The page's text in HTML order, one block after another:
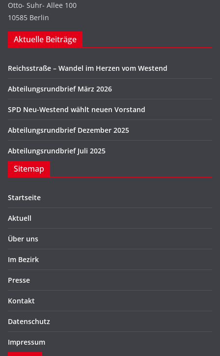
Otto- Suhr- Allee 100
10585 Berlin
Aktuelle Beiträge
Reichsstraße – Wandel im Herzen vom Westend
Abteilungsrundbrief März 2026
SPD Neu-Westend wählt neuen Vorstand
Abteilungsrundbrief Dezember 2025
Abteilungsrundbrief Juli 2025
Sitemap
Startseite
Aktuell
Über uns
Im Bezirk
Presse
Kontakt
Datenschutz
Impressum